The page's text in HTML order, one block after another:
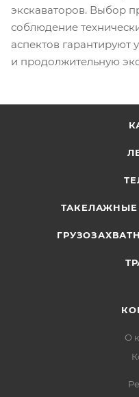
экскаваторов. Выбор
соблюдение
аспектов
и продолжительную
О